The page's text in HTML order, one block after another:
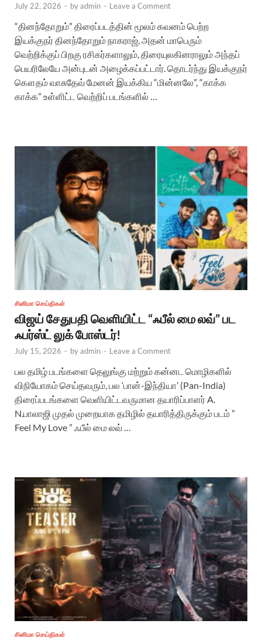
July 22, 2026 - byadmin - Leave a Comment
“தினந்தோறும்” திரைப்படத்தின் மூலம் கவனம் பெற்ற
இயக்குநர் தினந்தோறும் நாகராஜ், அதன் மாபெரும்
வெற்றிக்குப் பிறகு ரசிகர்களாலும், திரையுலகினராலும் அந்தப்
பெயரிலேயே அன்புடன் அழைக்கப்பட்டார். தொடர்ந்து இயக்குநர்
கௌதம் வாசுதேவ் மேனன் இயக்கிய “மின்னலே”, “காக்க
காக்க” உள்ளிட்ட வெற்றிப் படங்களில் …
சினிமா செய்திகள்
விஜய் சேதுபதி வெளியிட்ட “ஃபீல் மை லவ்” பட
ஃபர்ஸ்ட் லுக் போஸ்டர்!
July 15, 2026 - byadmin - Leave a Comment
பல தமிழ் படங்களை தெலுங்கு மற்றும் கன்னட மொழிகளில்
விநியோகம் செய்தவரும், பல ‘பான்-இந்தியா’ (Pan-India)
திரைப்படங்களை வெளியிட்டவருமான தயாரிப்பாளர் A.
N.பாலாஜி முதல் முறையாக தமிழில் தயாரித்திருக்கும் படம் ”
Feel My Love ” ஃபீல் மை லவ் …
சினிமா செய்திகள்